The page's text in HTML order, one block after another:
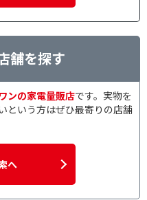
舗を探す
ンの家電量販店です。実物を
という方はぜひ最寄りの店舗
へ